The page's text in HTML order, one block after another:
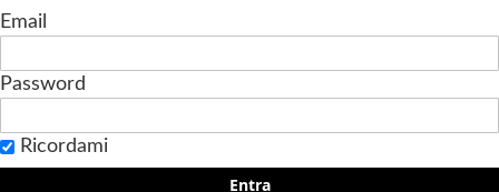
Email
Password
Ricordami
Entra